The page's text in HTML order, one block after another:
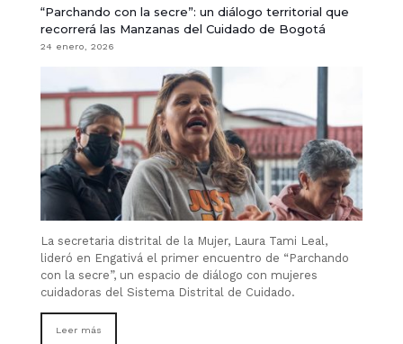
“Parchando con la secre”: un diálogo territorial que
recorrerá las Manzanas del Cuidado de Bogotá
24 enero, 2026
La secretaria distrital de la Mujer, Laura Tami Leal,
lideró en Engativá el primer encuentro de “Parchando
con la secre”, un espacio de diálogo con mujeres
cuidadoras del Sistema Distrital de Cuidado.
Leer más